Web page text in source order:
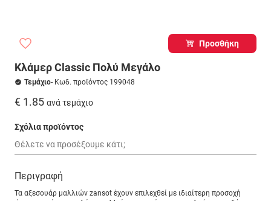
Προσθήκη
Κλάμερ Classic Πολύ Μεγάλο
Τεμάχιο- Κωδ. προϊόντος 199048
€ 1.85 ανά τεμάχιο
Σχόλια προϊόντος
Περιγραφή
Τα αξεσουάρ μαλλιών zansot έχουν επιλεχθεί με ιδιαίτερη προσοχή